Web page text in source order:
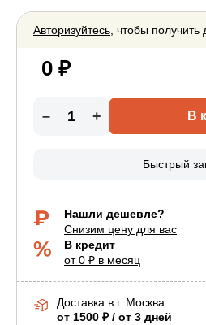
Авторизуйтесь, чтобы получить
0 ₽
В кредит
от 0 ₽ в месяц
Нашли дешевле?
Снизим цену для вас
– + В
Быстрый
Доставка в г. Москва:
от 1500 ₽ / от 3 дней